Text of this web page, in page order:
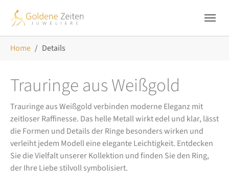
Home Details
Trauringe aus Weißgold
Trauringe aus Weißgold verbinden moderne Eleganz mit
zeitloser Raffinesse. Das helle Metall wirkt edel und klar, lässt
die Formen und Details der Ringe besonders wirken und
verleiht jedem Modell eine elegante Leichtigkeit. Entdecken
Sie die Vielfalt unserer Kollektion und finden Sie den Ring,
der Ihre Liebe stilvoll symbolisiert.